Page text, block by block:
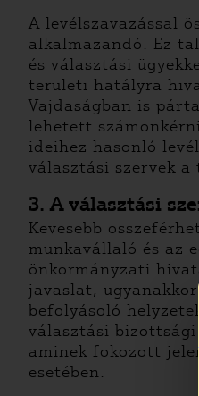
A levélszavazással
alkalmazandó. Ez
és választási
területi hatályra
Vajdaságban is
lehetett
ideihez hasonló
választási szervek
3. A választási
Kevesebb
munkavállaló és az
önkormányzati
javaslat,
befolyásoló
választási
aminek fokozott
esetében.